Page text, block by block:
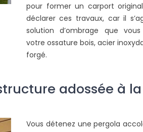
pour former un carport
déclarer ces travaux, car il
solution d’ombrage que
votre ossature bois, acier
forgé.
adossée à
Vous détenez une pergola